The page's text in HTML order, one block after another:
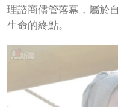
理諮商儘管落幕，屬於
生命的終點。